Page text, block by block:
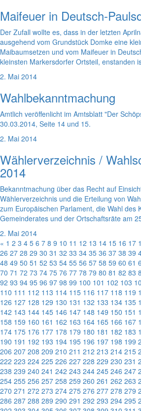
Maifeuer in Deutsch-
Der Zufall wollte es, dass in der letzten
ausgehend vom Grundstück Domke eine
Maibaumsetzen und vom Maifeuer in
kleinsten Markersdorfer Ortsteil, enstanden
2. Mai 2014
Wahlbekanntmachung
Amtlich veröffenlicht im Amtsblatt "Der
30.03.2014, Seite 14 und 15.
2. Mai 2014
Wählerverzeichnis /
2014
Bekanntmachung über das Recht auf
Wählerverzeichnis und die Erteilung von
zum Europäischen Parlament, die Wahl des
Gemeinderates und der Ortschaftsräte am
2. Mai 2014
« 1 2 3 4 5 6 7 8 9 10 11 12 13 14 15 16 17
26 27 28 29 30 31 32 33 34 35 36 37 38 39
48 49 50 51 52 53 54 55 56 57 58 59 60 61
70 71 72 73 74 75 76 77 78 79 80 81 82 83
92 93 94 95 96 97 98 99 100 101 102 103
110 111 112 113 114 115 116 117 118 119
126 127 128 129 130 131 132 133 134 135
142 143 144 145 146 147 148 149 150 151
158 159 160 161 162 163 164 165 166 167
174 175 176 177 178 179 180 181 182 183
190 191 192 193 194 195 196 197 198 199
206 207 208 209 210 211 212 213 214 215
222 223 224 225 226 227 228 229 230 231
238 239 240 241 242 243 244 245 246 247
254 255 256 257 258 259 260 261 262 263
270 271 272 273 274 275 276 277 278 279
286 287 288 289 290 291 292 293 294 295